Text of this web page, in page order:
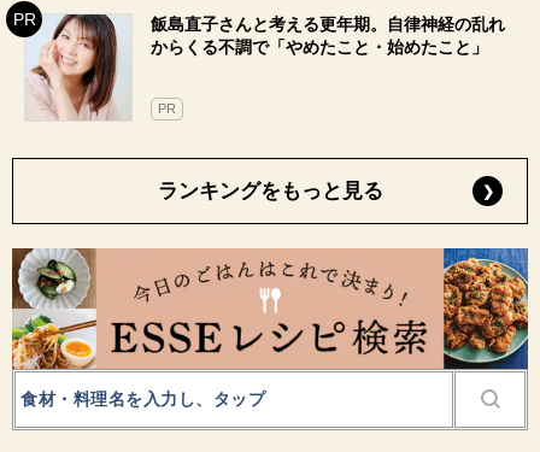
飯島直子さんと考える更年期。自律神経の乱れ
からくる不調で「やめたこと・始めたこと」
PR
ランキングをもっと見る